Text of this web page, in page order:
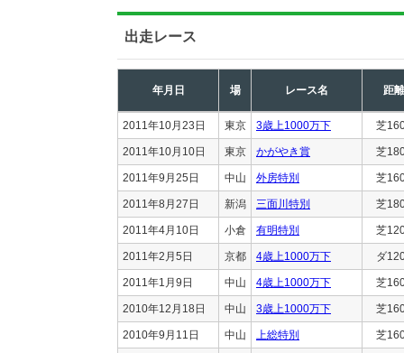
出走レース
年月日 場 レース名 距離
2011年10月23日 東京 3歳上1000万下 芝
2011年10月10日 東京 かがやき賞 芝
2011年9月25日 中山 外房特別 芝
2011年8月27日 新潟 三面川特別 芝
2011年4月10日 小倉 有明特別 芝
2011年2月5日 京都 4歳上1000万下 ダ
2011年1月9日 中山 4歳上1000万下 芝
2010年12月18日 中山 3歳上1000万下 芝
2010年9月11日 中山 上総特別 芝